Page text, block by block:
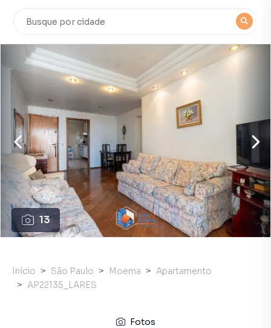
13
Início São Paulo Moema
Apartamento
AP22135_LARES
Fotos